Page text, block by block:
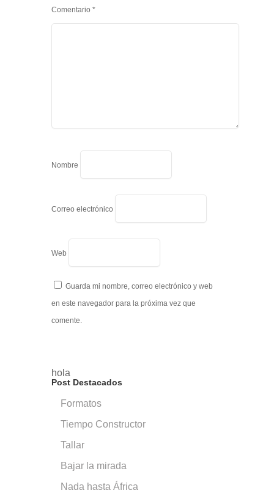
Comentario *
Nombre
Correo electrónico
Web
Guarda mi nombre, correo electrónico y web
en este navegador para la próxima vez que
comente.
hola
Post Destacados
Formatos
Tiempo Constructor
Tallar
Bajar la mirada
Nada hasta África